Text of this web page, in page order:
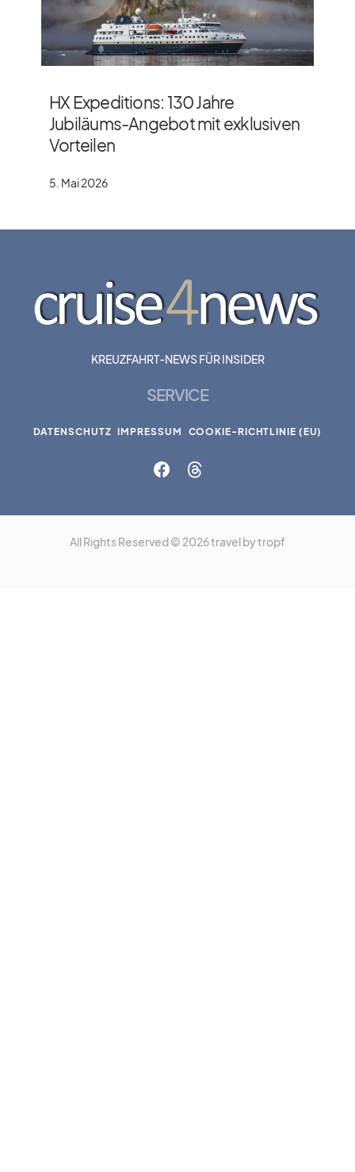
HX Expeditions: 130 Jahre
Jubiläums-Angebot mit exklusiven
Vorteilen
5. Mai 2026
KREUZFAHRT-NEWS FÜR INSIDER
SERVICE
DATENSCHUTZ IMPRESSUM COOKIE-RICHTLINIE (EU)
All Rights Reserved © 2026 travel by tropf